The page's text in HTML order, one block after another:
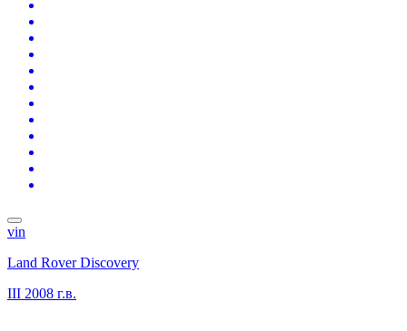
vin
Land Rover Discovery
III 2008 г.в.